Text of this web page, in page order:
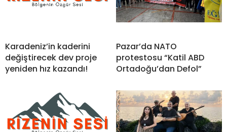
Karadeniz’in kaderini
değiştirecek dev proje
yeniden hız kazandı!
Pazar’da NATO
protestosu “Katil ABD
Ortadoğu’dan Defol”